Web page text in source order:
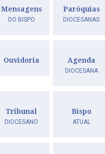
Mensagens
DO BISPO
Paróquias
DIOCESANAS
Ouvidoria Agenda
DIOCESANA
Tribunal
DIOCESANO
Bispo
ATUAL